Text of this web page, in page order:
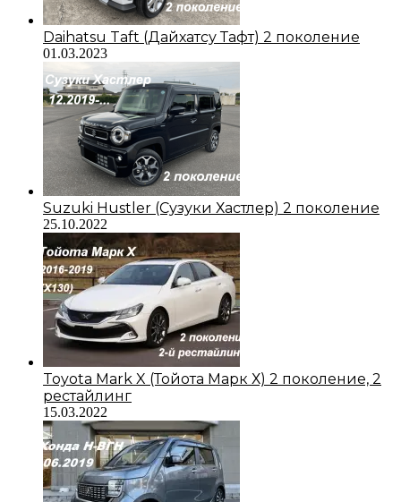
Daihatsu Taft (Дайхатсу Тафт) 2 поколение
01.03.2023
Suzuki Hustler (Сузуки Хастлер) 2 поколение
25.10.2022
Toyota Mark X (Тойота Марк Х) 2 поколение, 2
рестайлинг
15.03.2022